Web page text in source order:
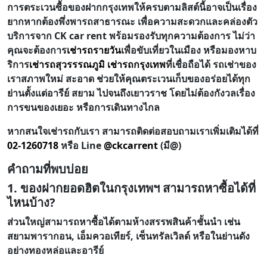
การตระเวนซื้อของฝากกรุงเทพให้ครบตามลิสต์นี้อาจเป็นเรื่อง
ยากหากต้องพึ่งพารถสาธารณะ เพื่อความสะดวกและคล่องตัว
บริการจาก CK car rent พร้อมรองรับทุกความต้องการ ไม่ว่า
คุณจะต้องการเช่ารถรายวันเพื่อขับเที่ยวในเมือง หรือมองหาบ
ริการเช่ารถสุวรรรณภูมิ เช่ารถกรุงเทพที่เชื่อถือได้ รถเช่าของ
เราสภาพใหม่ สะอาด ช่วยให้คุณตระเวนเก็บของอร่อยได้ทุก
ย่านตั้งแต่อารีย์ สยาม ไปจนถึงเยาวราช โดยไม่ต้องกังวลเรื่อง
การขนของเยอะ หรือการเดินทางไกล
หากสนใจเช่ารถกับเรา สามารถติดต่อสอบถามเราเพิ่มเติมได้ที่
02-1260718 หรือ Line@ckcarrent(มี@)
คำถามที่พบบ่อย
1. ของฝากยอดฮิตในกรุงเทพฯ สามารถหาซื้อได้ที่
ไหนบ้าง?
ส่วนใหญ่สามารถหาซื้อได้ตามห้างสรรพสินค้าชั้นนำ เช่น
สยามพารากอน, เอ็มควอเทียร์, เซ็นทรัลเวิลด์ หรือในย่านดัง
อย่างทองหล่อและอารีย์